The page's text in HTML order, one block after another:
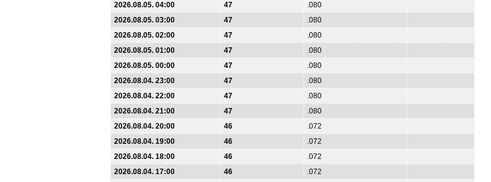
2026.08.05. 04:00
47
.080
2026.08.05. 03:00
47
.080
2026.08.05. 02:00
47
.080
2026.08.05. 01:00
47
.080
2026.08.05. 00:00
47
.080
2026.08.04. 23:00
47
.080
2026.08.04. 22:00
47
.080
2026.08.04. 21:00
47
.080
2026.08.04. 20:00
46
.072
2026.08.04. 19:00
46
.072
2026.08.04. 18:00
46
.072
2026.08.04. 17:00
46
.072